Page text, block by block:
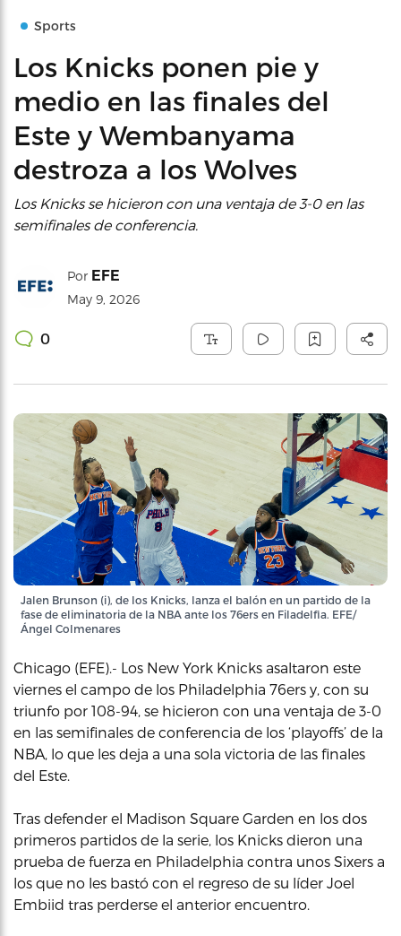
Sports
Los Knicks ponen pie y
medio en las finales del
Este y Wembanyama
destroza a los Wolves
Los Knicks se hicieron con una ventaja de 3-0 en las
semifinales de conferencia.
Por EFE
May 9, 2026
0
Jalen Brunson (i), de los Knicks, lanza el balón en un partido de la
fase de eliminatoria de la NBA ante los 76ers en Filadelfia. EFE/
Ángel Colmenares
Chicago (EFE).- Los New York Knicks asaltaron este
viernes el campo de los Philadelphia 76ers y, con su
triunfo por 108-94, se hicieron con una ventaja de 3-0
en las semifinales de conferencia de los ‘playoffs’ de la
NBA, lo que les deja a una sola victoria de las finales
del Este.
Tras defender el Madison Square Garden en los dos
primeros partidos de la serie, los Knicks dieron una
prueba de fuerza en Philadelphia contra unos Sixers a
los que no les bastó con el regreso de su líder Joel
Embiid tras perderse el anterior encuentro.